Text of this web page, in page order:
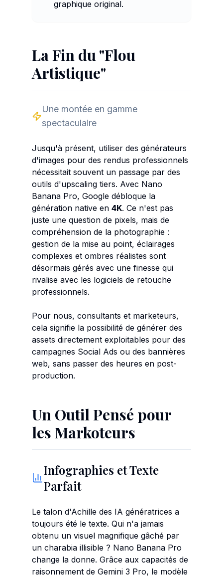
graphique original.
La Fin du "Flou
Artistique"
Une montée en gamme
spectaculaire
Jusqu'à présent, utiliser des générateurs
d'images pour des rendus professionnels
nécessitait souvent un passage par des
outils d'upscaling tiers. Avec Nano
Banana Pro, Google débloque la
génération native en 4K. Ce n'est pas
juste une question de pixels, mais de
compréhension de la photographie :
gestion de la mise au point, éclairages
complexes et ombres réalistes sont
désormais gérés avec une finesse qui
rivalise avec les logiciels de retouche
professionnels.
Pour nous, consultants et marketeurs,
cela signifie la possibilité de générer des
assets directement exploitables pour des
campagnes Social Ads ou des bannières
web, sans passer des heures en post-
production.
Un Outil Pensé pour
les Markoteurs
Infographies et Texte
Parfait
Le talon d'Achille des IA génératrices a
toujours été le texte. Qui n'a jamais
obtenu un visuel magnifique gâché par
un charabia illisible ? Nano Banana Pro
change la donne. Grâce aux capacités de
raisonnement de Gemini 3 Pro, le modèle